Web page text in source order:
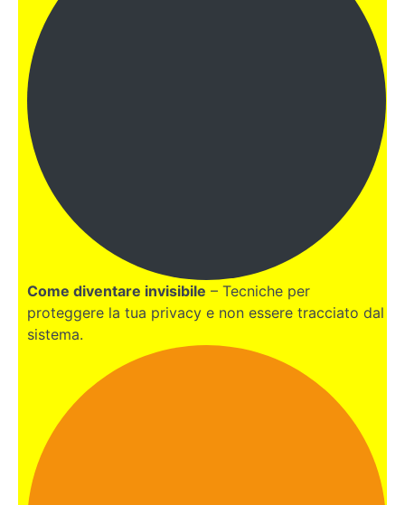
DUBAI
EGITTO
COSTA
RICA
MALTA
GIAPPONE
DIGITALE
Come diventare invisibile – Tecniche per
proteggere la tua privacy e non essere tracciato dal
sistema.